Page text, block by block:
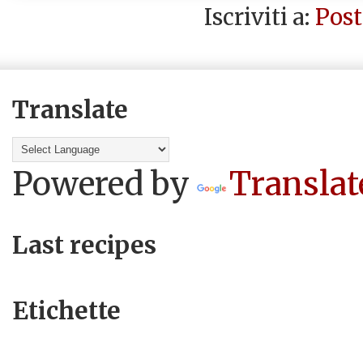
Iscriviti a:
Translate
Powered by
Last recipes
Etichette